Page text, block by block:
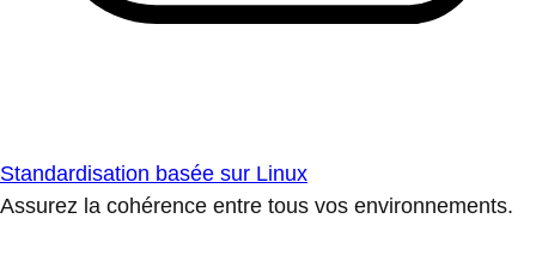
Standardisation basée sur Linux
Assurez la cohérence entre tous vos environnements.